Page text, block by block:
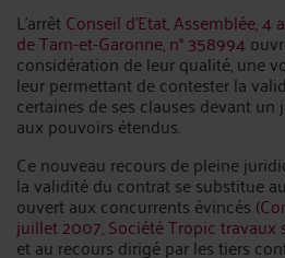
L’arrêtConseil d’Etat, Assemblée,
de Tarn-et-Garonne, n° 358994
considération de leur qualité, une
leur permettant de contester la
certaines de ses clauses devant
aux pouvoirs étendus.
Ce nouveau recours de pleine
la validité du contrat se substitue
ouvert aux concurrents évincés (
juillet 2007, Société Tropic travaux
et au recours dirigé par les tiers